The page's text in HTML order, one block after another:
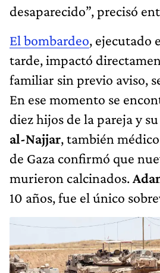
desaparecido”, precisó
El bombardeo, ejecutado
tarde, impactó
familiar sin previo aviso,
En ese momento se
diez hijos de la pareja y
al-Najjar, también
de Gaza confirmó que
murieron calcinados.
10 años, fue el único